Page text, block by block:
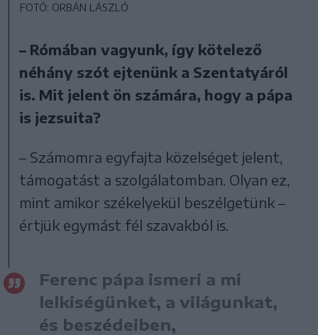
FOTÓ: ORBÁN LÁSZLÓ
– Rómában vagyunk, így kötelező
néhány szót ejtenünk a Szentatyáról
is. Mit jelent ön számára, hogy a pápa
is jezsuita?
– Számomra egyfajta közelséget jelent,
támogatást a szolgálatomban. Olyan ez,
mint amikor székelyekül beszélgetünk –
értjük egymást fél szavakból is.
Ferenc pápa ismeri a mi
lelkiségünket, a világunkat,
és beszédeiben,